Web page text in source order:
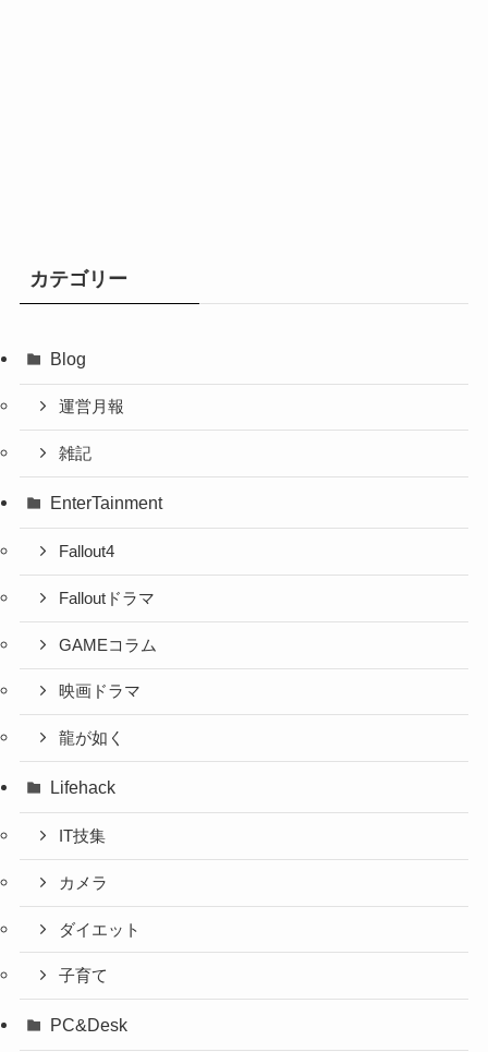
カテゴリー
Blog
運営月報
雑記
EnterTainment
Fallout4
Falloutドラマ
GAMEコラム
映画ドラマ
龍が如く
Lifehack
IT技集
カメラ
ダイエット
子育て
PC&Desk